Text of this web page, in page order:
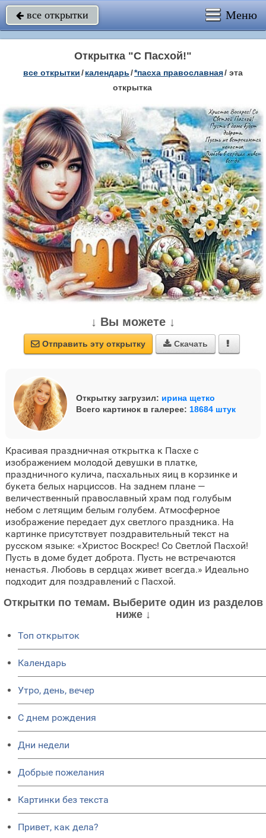
 все открытки Меню
Открытка "С Пасхой!"
все открытки/календарь/*пасха православная/ эта
открытка
↓ Вы можете ↓
 Отправить эту открытку  Скачать 
Открытку загрузил: ирина щетко
Всего картинок в галерее: 18684 штук
Красивая праздничная открытка к Пасхе с
изображением молодой девушки в платке,
праздничного кулича, пасхальных яиц в корзинке и
букета белых нарциссов. На заднем плане —
величественный православный храм под голубым
небом с летящим белым голубем. Атмосферное
изображение передает дух светлого праздника. На
картинке присутствует поздравительный текст на
русском языке: «Христос Воскрес! Со Светлой Пасхой!
Пусть в доме будет доброта. Пусть не встречаются
ненастья. Любовь в сердцах живет всегда.» Идеально
подходит для поздравлений с Пасхой.
Открытки по темам. Выберите один из разделов
ниже ↓
Топ открыток
Календарь
Утро, день, вечер
C днем рождения
Дни недели
Добрые пожелания
Картинки без текста
Привет, как дела?